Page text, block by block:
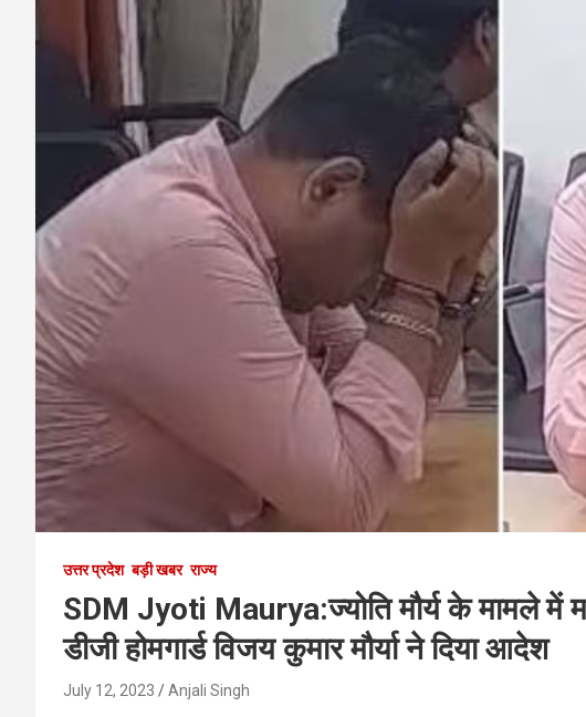
उत्तर प्रदेश बड़ी खबर राज्य
SDM Jyoti Maurya:ज्योति मौर्य के मामले में
डीजी होमगार्ड विजय कुमार मौर्या ने दिया आदेश
July 12, 2023 Anjali Singh